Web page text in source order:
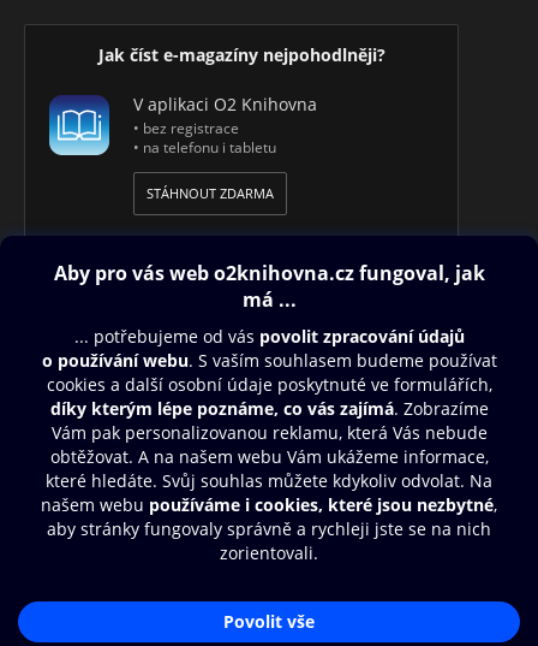
Jak číst e-magazíny nejpohodlněji?
V aplikaci O2 Knihovna
• bez registrace
• na telefonu i tabletu
STÁHNOUT ZDARMA
Obsah ke stažení
Moje O2 Knihovna
Další zábava
© O2 Czech Republic a.s.
Přístupnost
Aplikace O2 Knihovna